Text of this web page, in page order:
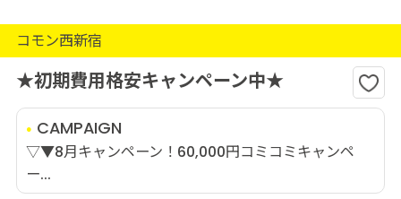
コモン西新宿
★初期費用格安キャンペーン中★
CAMPAIGN
▽▼8月キャンペーン！60,000円コミコミキャンペ
ー...